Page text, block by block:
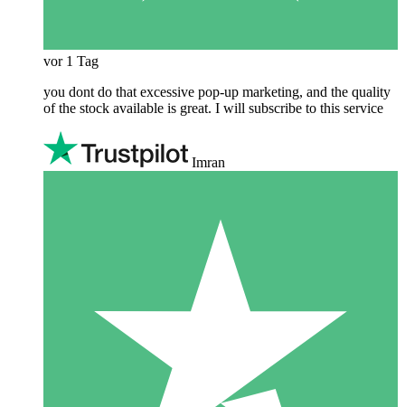
vor 1 Tag
you dont do that excessive pop-up marketing, and the quality
of the stock available is great. I will subscribe to this service
Imran